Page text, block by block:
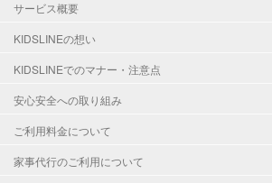
サービス概要
KIDSLINEの想い
KIDSLINEでのマナー・注意点
安心安全への取り組み
ご利用料金について
家事代行のご利用について